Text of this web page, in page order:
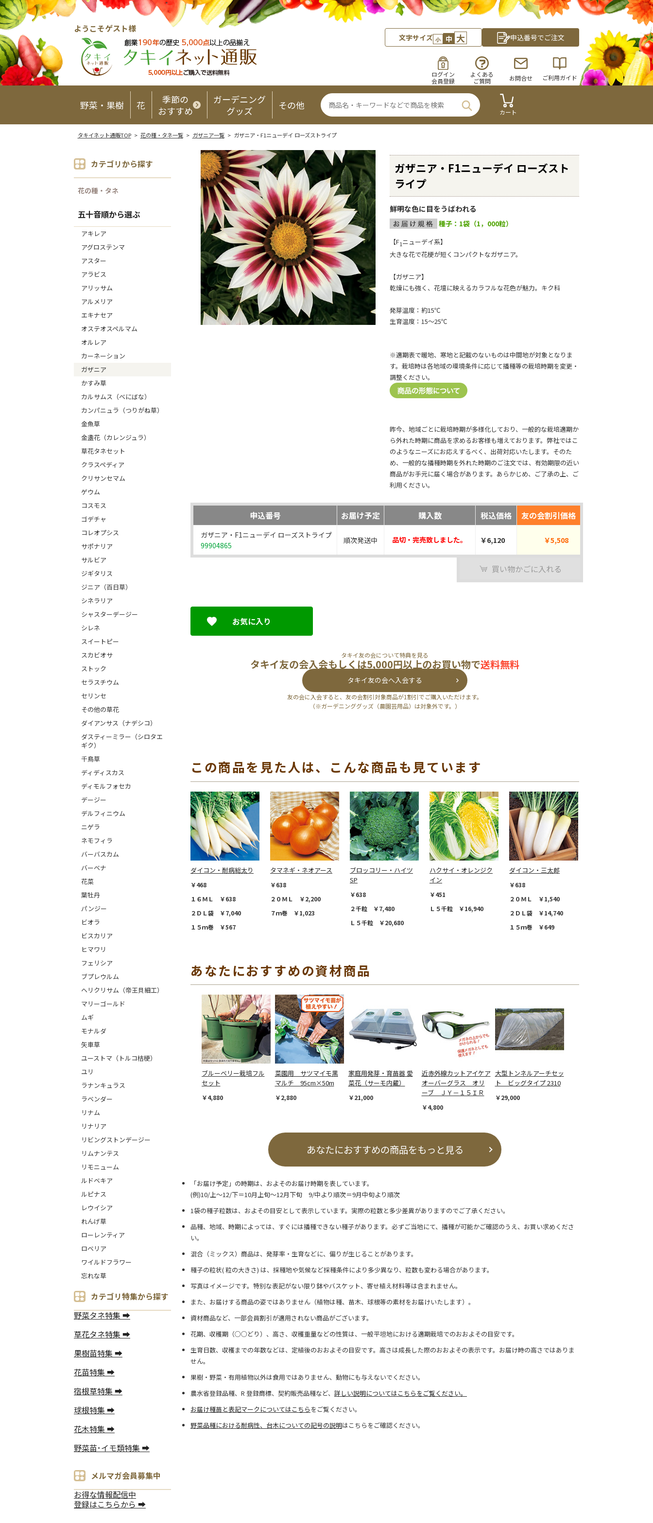
ようこそゲスト様
文字サイズ 小 中 大 申込番号でご注文
ログイン
会員登録
よくある
ご質問
お問合せ ご利用ガイド
野菜・果樹 花
季節の
おすすめ
ガーデニング
グッズ
その他
カート
タキイネット通販TOP> 花の種・タネ一覧> ガザニア一覧> ガザニア・F1ニューデイ ローズストライプ
カテゴリから探す
花の種・タネ
五十音順から選ぶ
アキレア
アグロステンマ
アスター
アラビス
アリッサム
アルメリア
エキナセア
オステオスペルマム
オルレア
カーネーション
ガザニア
かすみ草
カルサムス（べにばな）
カンパニュラ（つりがね草）
金魚草
金盞花（カレンジュラ）
草花タネセット
クラスペディア
クリサンセマム
ゲウム
コスモス
ゴデチャ
コレオプシス
サポナリア
サルビア
ジギタリス
ジニア（百日草）
シネラリア
シャスターデージー
シレネ
スイートピー
スカビオサ
ストック
セラスチウム
セリンセ
その他の草花
ダイアンサス（ナデシコ）
ダスティーミラー（シロタエ
ギク）
千鳥草
ディディスカス
ディモルフォセカ
デージー
デルフィニウム
ニゲラ
ネモフィラ
バーバスカム
バーベナ
花菜
葉牡丹
パンジー
ビオラ
ビスカリア
ヒマワリ
フェリシア
ブプレウルム
ヘリクリサム（帝王貝細工）
マリーゴールド
ムギ
モナルダ
矢車草
ユーストマ（トルコ桔梗）
ユリ
ラナンキュラス
ラベンダー
リナム
リナリア
リビングストンデージー
リムナンテス
リモニューム
ルドベキア
ルピナス
レウイシア
れんげ草
ローレンティア
ロベリア
ワイルドフラワー
忘れな草
カテゴリ特集から探す
野菜タネ特集 ➡
草花タネ特集 ➡
果樹苗特集 ➡
花苗特集 ➡
宿根草特集 ➡
球根特集 ➡
花木特集 ➡
野菜苗･イモ類特集 ➡
メルマガ会員募集中
お得な情報配信中
登録はこちらから ➡
ガザニア・F1ニューデイ ローズスト
ライプ
鮮明な色に目をうばわれる
種子：1袋（1，000粒）
【F1ニューデイ系】
大きな花で花梗が短くコンパクトなガザニア。
【ガザニア】
乾燥にも強く、花壇に映えるカラフルな花色が魅力。キク科
発芽温度：約15℃
生育温度：15～25℃
※適期表で暖地、寒地と記載のないものは中間地が対象となりま
す。栽培時は各地域の環境条件に応じて播種等の栽培時期を変更・
調整ください。
昨今、地域ごとに栽培時期が多様化しており、一般的な栽培適期か
ら外れた時期に商品を求めるお客様も増えております。弊社ではこ
のようなニーズにお応えするべく、出荷対応いたします。そのた
め、一般的な播種時期を外れた時期のご注文では、有効期限の近い
商品がお手元に届く場合があります。あらかじめ、ご了承の上、ご
利用ください。
申込番号 お届け予定 購入数 税込価格 友の会割引価格
ガザニア・F1ニューデイ ローズストライプ
99904865
順次発送中 品切・完売致しました。 ￥6,120 ￥5,508
買い物かごに入れる
お気に入り
タキイ友の会について特典を見る
タキイ友の会入会もしくは5,000円以上のお買い物で送料無料
タキイ友の会へ入会する
友の会に入会すると、友の会割引対象商品が1割引でご購入いただけます。
（※ガーデニンググッズ（農園芸用品）は対象外です。）
この商品を見た人は、こんな商品も見ています
ダイコン・耐病総太り
￥468
１６ＭＬ ￥638
２ＤＬ袋 ￥7,040
１５ｍ巻 ￥567
タマネギ・ネオアース
￥638
２０ＭＬ ￥2,200
７ｍ巻 ￥1,023
ブロッコリー・ハイツ
SP
￥638
２千粒 ￥7,480
Ｌ５千粒 ￥20,680
ハクサイ・オレンジク
イン
￥451
Ｌ５千粒 ￥16,940
ダイコン・三太郎
￥638
２０ＭＬ ￥1,540
２ＤＬ袋 ￥14,740
１５ｍ巻 ￥649
あなたにおすすめの資材商品
ブルーベリー栽培フル
セット
￥4,880
菜園用 サツマイモ黒
マルチ 95cm×50m
￥2,880
家庭用発芽・育苗器 愛
菜花（サーモ内蔵）
￥21,000
近赤外線カットアイケア
オーバーグラス オリ
ーブ ＪＹ－１５ＩＲ
￥4,800
大型トンネルアーチセッ
ト ビッグタイプ 2310
￥29,000
あなたにおすすめの商品をもっと見る
「お届け予定」の時期は、およそのお届け時期を表しています。
(例)10/上～12/下＝10月上旬～12月下旬 9/中より順次＝9月中旬より順次
1袋の種子粒数は、およその目安として表示しています。実際の粒数と多少差異がありますのでご了承ください。
品種、地域、時期によっては、すぐには播種できない種子があります。必ずご当地にて、播種が可能かご確認のうえ、お買い求めくださ
い。
混合（ミックス）商品は、発芽率・生育などに、偏りが生じることがあります。
種子の粒状( 粒の大きさ) は、採種地や気候など採種条件により多少異なり、粒数も変わる場合があります。
写真はイメージです。特別な表記がない限り鉢やバスケット、寄せ植え材料等は含まれません。
また、お届けする商品の姿ではありません（植物は種、苗木、球根等の素材をお届けいたします）。
資材商品など、一部会員割引が適用されない商品がございます。
花期、収穫期（○○どり）、高さ、収穫重量などの性質は、一般平坦地における適期栽培でのおおよその目安です。
生育日数、収穫までの年数などは、定植後のおおよその目安です。高さは成長した際のおおよその表示です。お届け時の高さではありま
せん。
果樹・野菜・有用植物以外は食用ではありません、動物にも与えないでください。
農水省登録品種、R 登録商標、契約販売品種など、 詳しい説明についてはこちらをご覧ください。
お届け種苗と表記マークについてはこちら をご覧ください。
野菜品種における耐病性、台木についての記号の説明はこちらをご確認ください。